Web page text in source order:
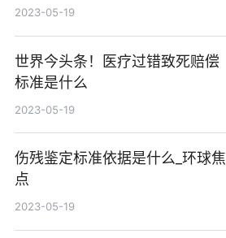
2023-05-19
世界今头条！医疗过错致死赔偿
标准是什么
2023-05-19
伤残鉴定标准依据是什么_环球焦
点
2023-05-19